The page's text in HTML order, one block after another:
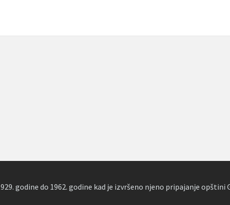
godine do 1962. godine kad je izvršeno njeno pripajanje